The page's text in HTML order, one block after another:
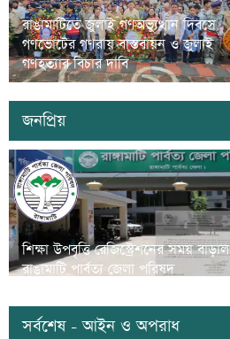
রাঙামাটিতে জুলাই গণঅভ্যুত্থান দিবসে
গণভোটের গণরায় বাস্তবায়ন ও জুলাই
গণহত্যার বিচার দাবি
জনপ্রিয়
শিক্ষা উপবৃত্তি রেজিস্ট্রেশনের সময় বাড়াল
রাঙামাটি পার্বত্য জেলা পরিষদ
সর্বশেষ - আইন ও অপরাধ